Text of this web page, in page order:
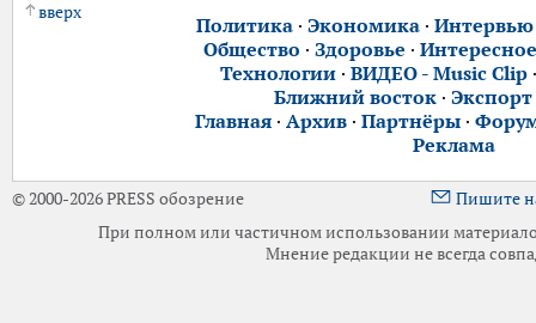
вверх
Политика· Экономика· Интервью
Общество · Здоровье · Интересное
Технологии· ВИДЕО - Music Clip
Ближний восток ·
Главная· Архив· Партнёры·
Реклама
© 2000-2026 PRESS обозрение
Пишите
При полном или частичном использовании
Мнение редакции не всегда